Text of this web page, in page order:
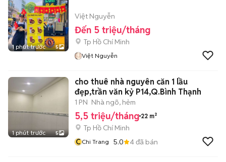
1 phút trước 5
Việt Nguyễn
Đến 5 triệu/tháng
Tp Hồ Chí Minh
Việt Nguyễn
1 phút trước 5
cho thuê nhà nguyên căn 1 lầu
đẹp,trần văn kỷ P14,Q.Bình Thạnh
1 PN Nhà ngõ, hẻm
5,5 triệu/tháng 22 m²
Tp Hồ Chí Minh
CChi Trang 5.0 4đã bán